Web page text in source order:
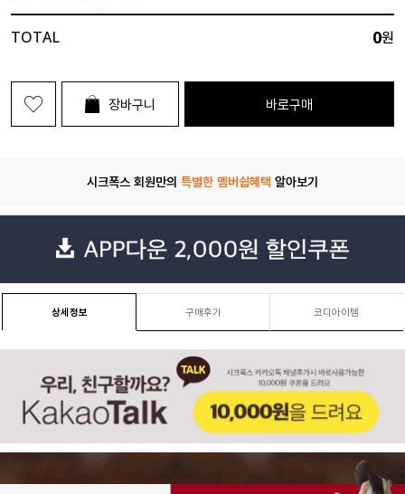
TOTAL 0원
장바구니 바로구매
시크폭스 회원만의 특별한 멤버쉽혜택 알아보기
상세정보 구매후기 코디아이템